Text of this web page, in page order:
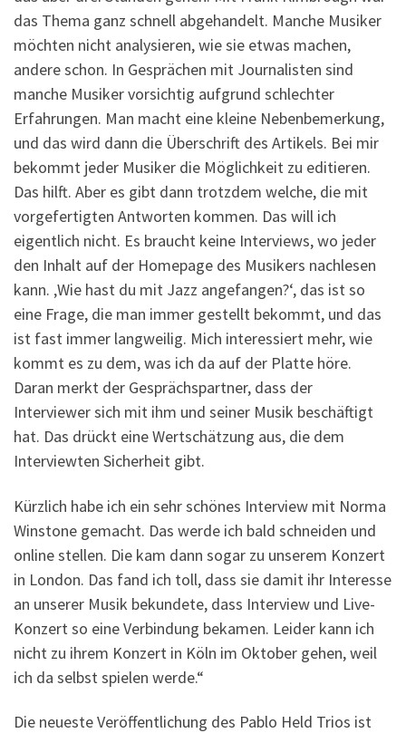
das Thema ganz schnell abgehandelt. Manche Musiker
möchten nicht analysieren, wie sie etwas machen,
andere schon. In Gesprächen mit Journalisten sind
manche Musiker vorsichtig aufgrund schlechter
Erfahrungen. Man macht eine kleine Nebenbemerkung,
und das wird dann die Überschrift des Artikels. Bei mir
bekommt jeder Musiker die Möglichkeit zu editieren.
Das hilft. Aber es gibt dann trotzdem welche, die mit
vorgefertigten Antworten kommen. Das will ich
eigentlich nicht. Es braucht keine Interviews, wo jeder
den Inhalt auf der Homepage des Musikers nachlesen
kann. ‚Wie hast du mit Jazz angefangen?‘, das ist so
eine Frage, die man immer gestellt bekommt, und das
ist fast immer langweilig. Mich interessiert mehr, wie
kommt es zu dem, was ich da auf der Platte höre.
Daran merkt der Gesprächspartner, dass der
Interviewer sich mit ihm und seiner Musik beschäftigt
hat. Das drückt eine Wertschätzung aus, die dem
Interviewten Sicherheit gibt.
Kürzlich habe ich ein sehr schönes Interview mit Norma
Winstone gemacht. Das werde ich bald schneiden und
online stellen. Die kam dann sogar zu unserem Konzert
in London. Das fand ich toll, dass sie damit ihr Interesse
an unserer Musik bekundete, dass Interview und Live-
Konzert so eine Verbindung bekamen. Leider kann ich
nicht zu ihrem Konzert in Köln im Oktober gehen, weil
ich da selbst spielen werde.“
Die neueste Veröffentlichung des Pablo Held Trios ist